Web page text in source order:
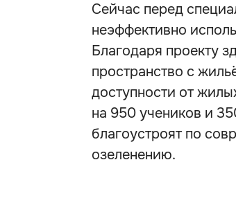
Сейчас перед
неэффективно
Благодаря проекту
пространство с
доступности от
на 950 учеников и
благоустроят по
озеленению.